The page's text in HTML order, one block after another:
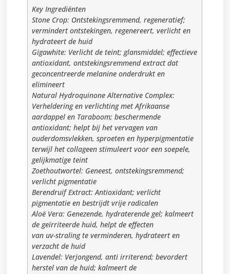
Key Ingrediënten
Stone Crop: Ontstekingsremmend, regeneratief;
vermindert ontstekingen, regenereert, verlicht en
hydrateert de huid
Gigawhite: Verlicht de teint; glansmiddel; effectieve
antioxidant, ontstekingsremmend extract dat
geconcentreerde melanine onderdrukt en
elimineert
Natural Hydroquinone Alternative Complex:
Verheldering en verlichting met Afrikaanse
aardappel en Taraboom; beschermende
antioxidant; helpt bij het vervagen van
ouderdomsvlekken, sproeten en hyperpigmentatie
terwijl het collageen stimuleert voor een soepele,
gelijkmatige teint
Zoethoutwortel: Geneest, ontstekingsremmend;
verlicht pigmentatie
Berendruif Extract: Antioxidant; verlicht
pigmentatie en bestrijdt vrije radicalen
Aloë Vera: Genezende, hydraterende gel; kalmeert
de geïrriteerde huid, helpt de effecten
van uv-straling te verminderen, hydrateert en
verzacht de huid
Lavendel: Verjongend, anti irriterend; bevordert
herstel van de huid; kalmeert de